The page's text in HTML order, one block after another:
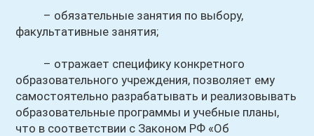
– обязательные занятия по выбору,
факультативные занятия;
– отражает специфику конкретного
образовательного учреждения, позволяет ему
самостоятельно разрабатывать и реализовывать
образовательные программы и учебные планы,
что в соответствии с Законом РФ «Об